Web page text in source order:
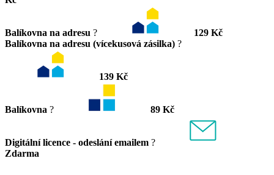
Balíkovna na adresu ?
129 Kč
Balíkovna na adresu (vícekusová zásilka) ?
139 Kč
Balíkovna ? 89 Kč
Digitální licence - odeslání emailem ?
Zdarma